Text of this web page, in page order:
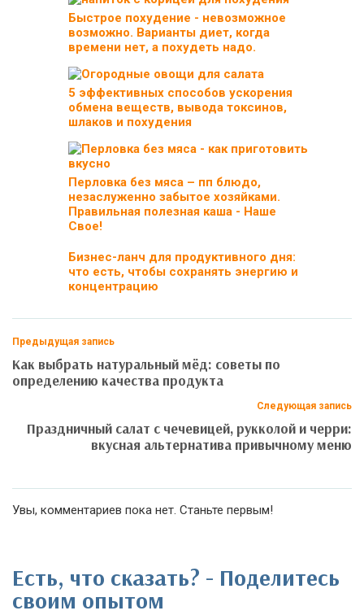
Быстрое похудение - невозможное
возможно. Варианты диет, когда
времени нет, а похудеть надо.
5 эффективных способов ускорения
обмена веществ, вывода токсинов,
шлаков и похудения
Перловка без мяса – пп блюдо,
незаслуженно забытое хозяйками.
Правильная полезная каша - Наше
Свое!
Бизнес-ланч для продуктивного дня:
что есть, чтобы сохранять энергию и
концентрацию
Предыдущая запись
Как выбрать натуральный мёд: советы по
определению качества продукта
Следующая запись
Праздничный салат с чечевицей, рукколой и черри:
вкусная альтернатива привычному меню
Увы, комментариев пока нет. Станьте первым!
Есть, что сказать? - Поделитесь
своим опытом